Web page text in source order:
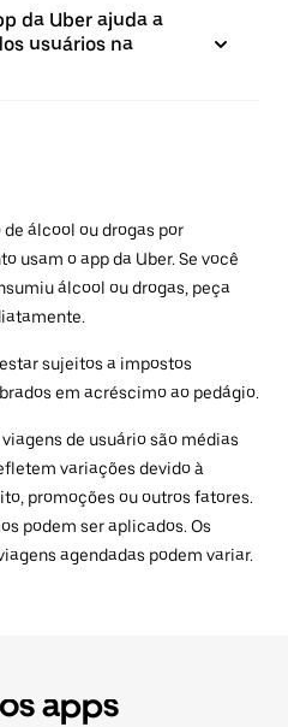
da Uber ajuda a
usuários na
álcool ou drogas por
usam o app da Uber. Se você
álcool ou drogas, peça
sujeitos a impostos
em acréscimo ao pedágio.
de usuário são médias
variações devido à
promoções ou outros fatores.
podem ser aplicados. Os
agendadas podem variar.
apps